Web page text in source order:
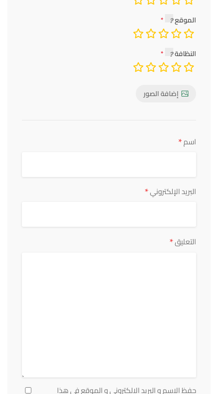
الموقع
النظافة
إضافة الصور
اسم*
البريد الإلكتروني*
التعليق*
حفظ الاسم و البريد الالكتروني و الموقع في هذا